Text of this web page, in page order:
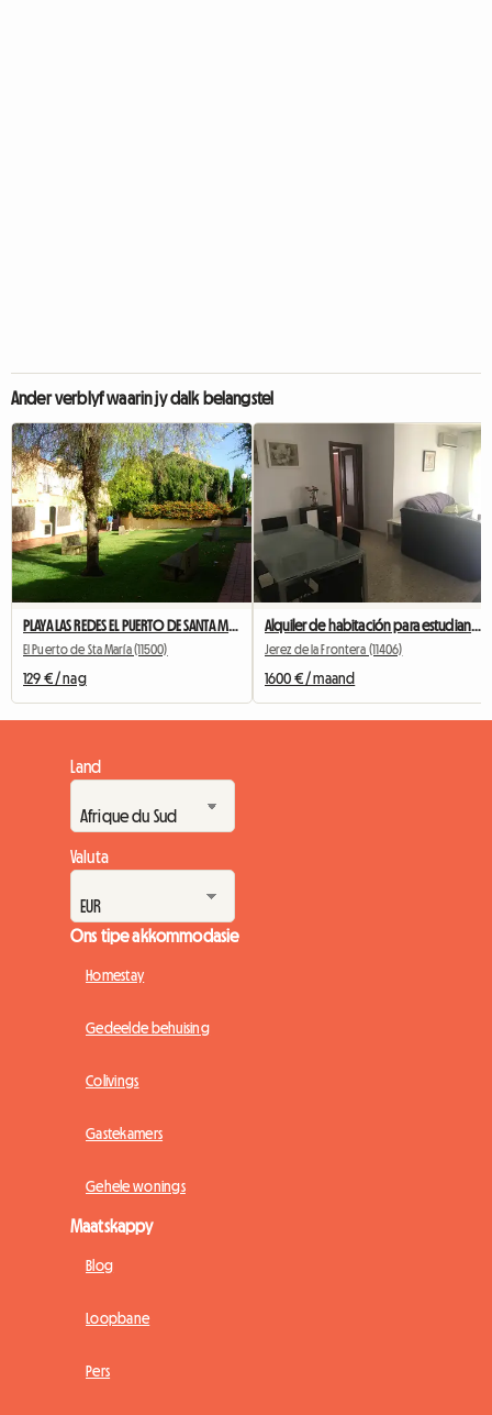
Ander verblyf waarin jy dalk belangstel
PLAYA LAS REDES EL PUERTO DE SANTA MARIA CADIZ
El Puerto de Sta María (11500)
129 € / nag
Alquiler de habitación para estudiantes
Jerez de la Frontera (11406)
1600 € / maand
Land
Valuta
Ons tipe akkommodasie
Homestay
Gedeelde behuising
Colivings
Gastekamers
Gehele wonings
Maatskappy
Blog
Loopbane
Pers